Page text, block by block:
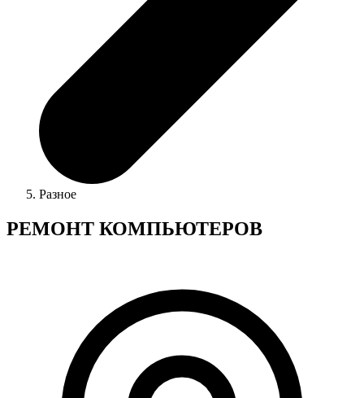
Разное
РЕМОНТ КОМПЬЮТЕРОВ